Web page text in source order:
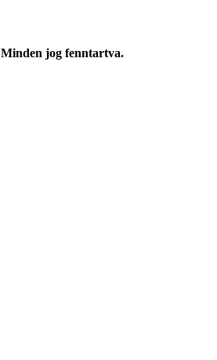
Minden jog fenntartva.